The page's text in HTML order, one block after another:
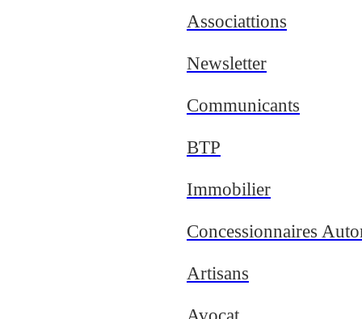
Associattions
Newsletter
Communicants
BTP
Immobilier
Concessionnaires
Artisans